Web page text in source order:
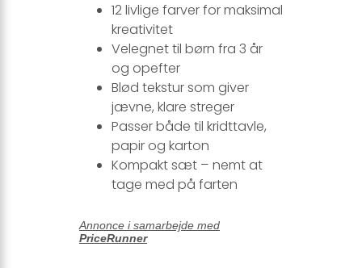
12 livlige farver for maksimal
kreativitet
Velegnet til børn fra 3 år
og opefter
Blød tekstur som giver
jævne, klare streger
Passer både til kridttavle,
papir og karton
Kompakt sæt – nemt at
tage med på farten
Annonce i samarbejde med
PriceRunner